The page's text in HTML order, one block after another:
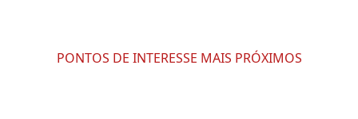
PONTOS DE INTERESSE MAIS PRÓXIMOS